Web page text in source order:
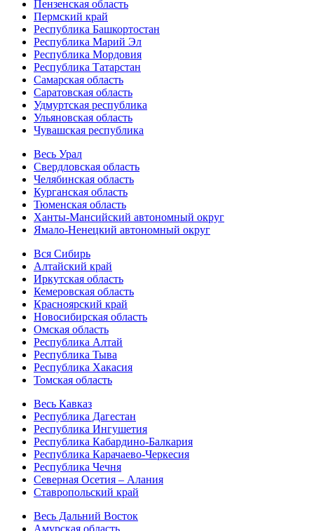
Пензенская область
Пермский край
Республика Башкортостан
Республика Марий Эл
Республика Мордовия
Республика Татарстан
Самарская область
Саратовская область
Удмуртская республика
Ульяновская область
Чувашская республика
Весь Урал
Свердловская область
Челябинская область
Курганская область
Тюменская область
Ханты-Мансийский автономный округ
Ямало-Ненецкий автономный округ
Вся Сибирь
Алтайский край
Иркутская область
Кемеровская область
Красноярский край
Новосибирская область
Омская область
Республика Алтай
Республика Тыва
Республика Хакасия
Томская область
Весь Кавказ
Республика Дагестан
Республика Ингушетия
Республика Кабардино-Балкария
Республика Карачаево-Черкесия
Республика Чечня
Северная Осетия – Алания
Ставропольский край
Весь Дальний Восток
Амурская область